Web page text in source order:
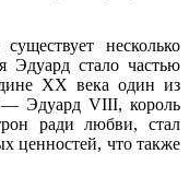
несколько
Эдуард стало частью
XX века один из
— Эдуард VIII, король
ради любви, стал
ценностей, что также